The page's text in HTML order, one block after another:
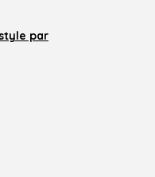
par